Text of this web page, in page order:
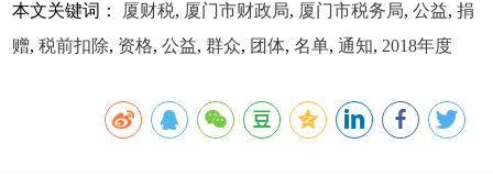
本文关键词： 厦财税, 厦门市财政局, 厦门市税务局,公益,捐
赠,税前扣除, 资格,公益,群众, 团体,名单,通知,2018年度